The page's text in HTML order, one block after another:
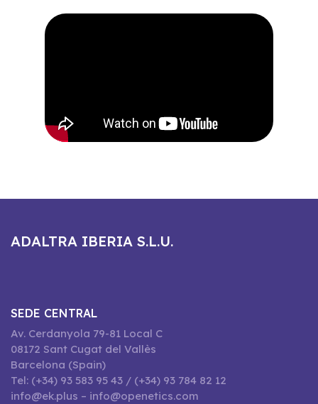
ADALTRA IBERIA S.L.U.
SEDE CENTRAL
Av. Cerdanyola 79-81 Local C
08172 Sant Cugat del Vallès
Barcelona (Spain)
Tel: (+34) 93 583 95 43 / (+34) 93 784 82 12
info@ek.plus – info@openetics.com